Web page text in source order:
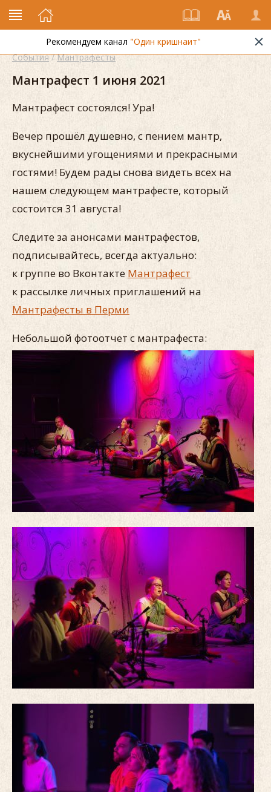
Рекомендуем канал "Один кришнаит"
События/Мантрафесты
Мантрафест 1 июня 2021
Мантрафест состоялся! Ура!
Вечер прошёл душевно, с пением мантр,
вкуснейшими угощениями и прекрасными
гостями! Будем рады снова видеть всех на
нашем следующем мантрафесте, который
состоится 31 августа!
Следите за анонсами мантрафестов,
подписывайтесь, всегда актуально:
к группе во Вконтакте Мантрафест
к рассылке личных приглашений на
Мантрафесты в Перми
Небольшой фотоотчет с мантрафеста: